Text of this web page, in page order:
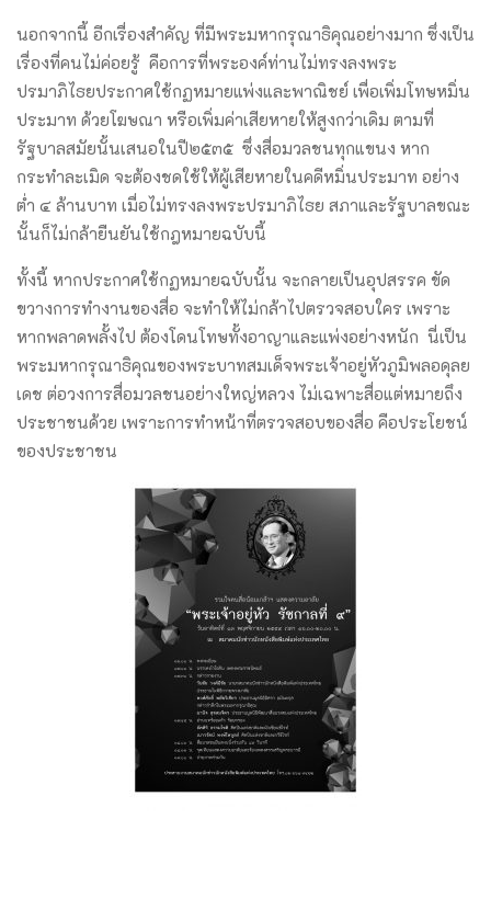
นอกจากนี้ อีกเรื่องสำคัญ ที่มีพระมหากรุณาธิคุณอย่างมาก ซึ่งเป็น
เรื่องที่คนไม่ค่อยรู้ คือการที่พระองค์ท่านไม่ทรงลงพระ
ปรมาภิไธยประกาศใช้กฏหมายแพ่งและพาณิชย์ เพื่อเพิ่มโทษหมิ่น
ประมาท ด้วยโฆษณา หรือเพิ่มค่าเสียหายให้สูงกว่าเดิม ตามที่
รัฐบาลสมัยนั้นเสนอในปี๒๕๓๕ ซึ่งสื่อมวลชนทุกแขนง หาก
กระทำละเมิด จะต้องชดใช้ให้ผู้เสียหายในคดีหมิ่นประมาท อย่าง
ต่ำ ๔ ล้านบาท เมื่อไม่ทรงลงพระปรมาภิไธย สภาและรัฐบาลขณะ
นั้นก็ไม่กล้ายืนยันใช้กฎหมายฉบับนี้
ทั้งนี้ หากประกาศใช้กฏหมายฉบับนั้น จะกลายเป็นอุปสรรค ขัด
ขวางการทำงานของสื่อ จะทำให้ไม่กล้าไปตรวจสอบใคร เพราะ
หากพลาดพลั้งไป ต้องโดนโทษทั้งอาญาและแพ่งอย่างหนัก นี่เป็น
พระมหากรุณาธิคุณของพระบาทสมเด็จพระเจ้าอยู่หัวภูมิพลอดุลย
เดช ต่อวงการสื่อมวลชนอย่างใหญ่หลวง ไม่เฉพาะสื่อแต่หมายถึง
ประชาชนด้วย เพราะการทำหน้าที่ตรวจสอบของสื่อ คือประโยชน์
ของประชาชน